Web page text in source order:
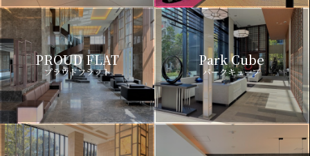
PROUD FLAT
プラウドフラット
Park Cube
パークキューブ